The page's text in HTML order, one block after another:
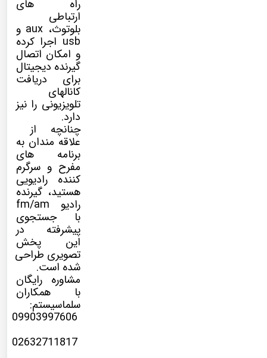
راه های
ارتباطی
بلوتوث، aux و
usb اجرا کرده
و امکان اتصال
گیرنده دیجیتال
برای دریافت
کانالهای
تلویزیونی را نیز
دارد.
چنانچه از
علاقه مندان به
برنامه های
مفرح و سرگرم
کننده رادیویی
هستید، گیرنده
رادیو fm/am
با جستجوی
پیشرفته در
این پخش
تصویری طراحی
شده است.
مشاوره رایگان
با همکاران
سلماسیستم:
09903997606
02632711817